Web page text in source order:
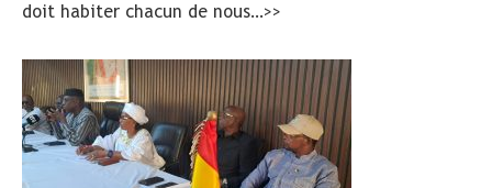
doit habiter chacun de nous…>>